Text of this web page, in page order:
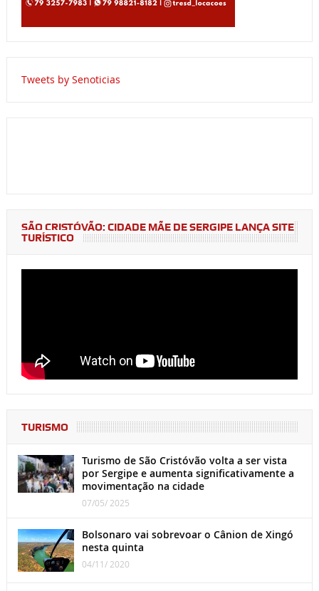
Tweets by Senoticias
SÃO CRISTÓVÃO: CIDADE MÃE DE SERGIPE LANÇA SITE
TURÍSTICO
TURISMO
Turismo de São Cristóvão volta a ser vista
por Sergipe e aumenta significativamente a
movimentação na cidade
07/05/ 2025
Bolsonaro vai sobrevoar o Cânion de Xingó
nesta quinta
04/11/ 2020